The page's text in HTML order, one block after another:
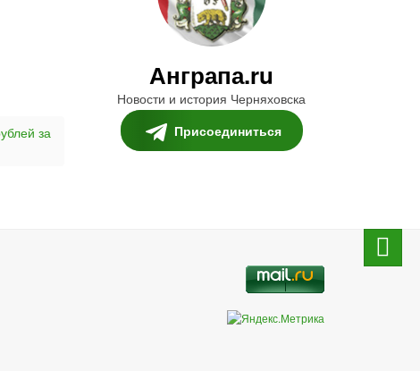
за
Анграпа.ru
Новости и история Черняховска
Присоединиться